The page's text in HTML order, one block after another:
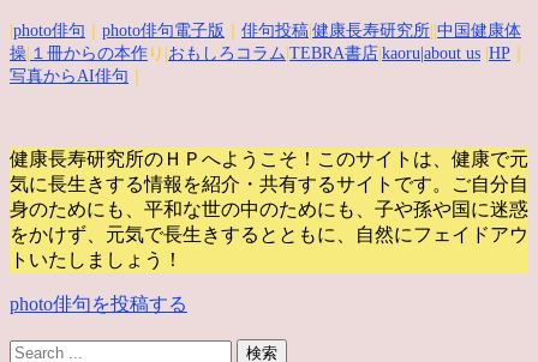
photo俳句 photo俳句電子版 俳句投稿 健康長寿研究所 中国健康体
操 １冊からの本作 り| おもしろコラム TEBRA書店 kaoru |about us HP
写真からAI俳句
健康長寿研究所のＨＰへようこそ！このサイトは、健康で元
気に長生きする情報を紹介・共有するサイトです。
ご自分自
身のためにも、平和な世の中のためにも、子や孫や国に迷惑
をかけず、元気で長生きするとともに、自然にフェイドアウ
トいたしましょう！
photo俳句を投稿する